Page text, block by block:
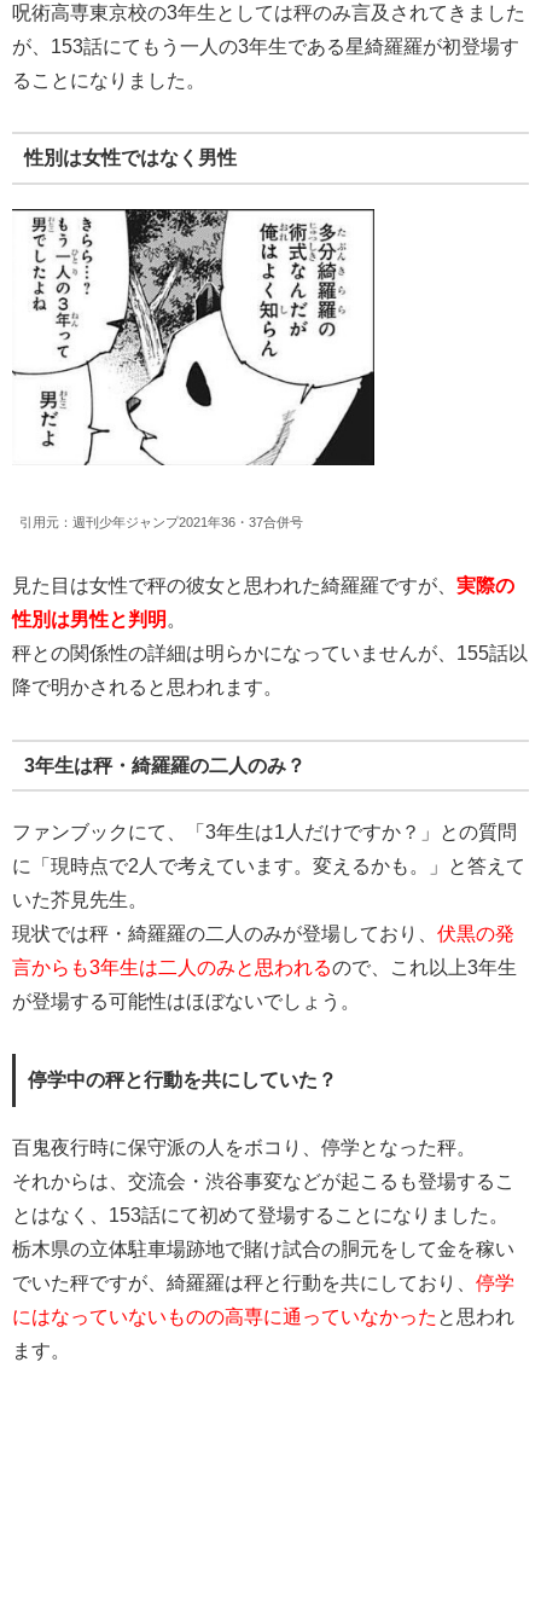
呪術高専東京校の3年生としては秤のみ言及されてきました
が、153話にてもう一人の3年生である星綺羅羅が初登場す
ることになりました。
性別は女性ではなく男性
引用元：週刊少年ジャンプ2021年36・37合併号
見た目は女性で秤の彼女と思われた綺羅羅ですが、 実際の
性別は男性と判明 。
秤との関係性の詳細は明らかになっていませんが、155話以
降で明かされると思われます。
3年生は秤・綺羅羅の二人のみ？
ファンブックにて、「3年生は1人だけですか？」との質問
に「現時点で2人で考えています。変えるかも。」と答えて
いた芥見先生。
現状では秤・綺羅羅の二人のみが登場しており、 伏黒の発
言からも3年生は二人のみと思われるので、これ以上3年生
が登場する可能性はほぼないでしょう。
停学中の秤と行動を共にしていた？
百鬼夜行時に保守派の人をボコり、停学となった秤。
それからは、交流会・渋谷事変などが起こるも登場するこ
とはなく、153話にて初めて登場することになりました。
栃木県の立体駐車場跡地で賭け試合の胴元をして金を稼い
でいた秤ですが、綺羅羅は秤と行動を共にしており、 停学
にはなっていないものの高専に通っていなかった と思われ
ます。